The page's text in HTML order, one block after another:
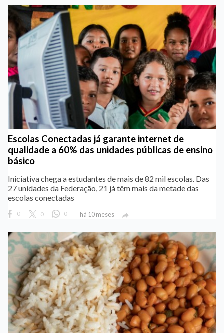
Escolas Conectadas já garante internet de
qualidade a 60% das unidades públicas de ensino
básico
Iniciativa chega a estudantes de mais de 82 mil escolas. Das
27 unidades da Federação, 21 já têm mais da metade das
escolas conectadas
0 0 0 há 10 meses 